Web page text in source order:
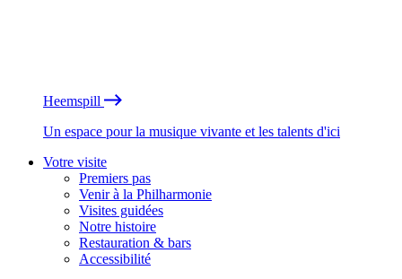
Heemspill
Un espace pour la musique vivante et les talents d'ici
Votre visite
Premiers pas
Venir à la Philharmonie
Visites guidées
Notre histoire
Restauration & bars
Accessibilité